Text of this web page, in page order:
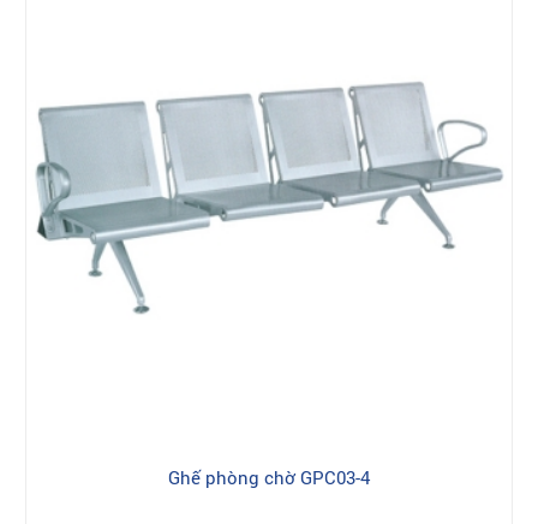
Ghế phòng chờ GPC03-4